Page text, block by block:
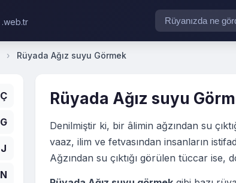
.web.tr
› Rüyada Ağız suyu Görmek
Ç
G
J
N
Rüyada Ağız suyu
Denilmiştir ki, bir âlimin ağzından su
vaaz, ilim ve fetvasından insanların
Ağzından su çıktığı görülen tüccar ise,